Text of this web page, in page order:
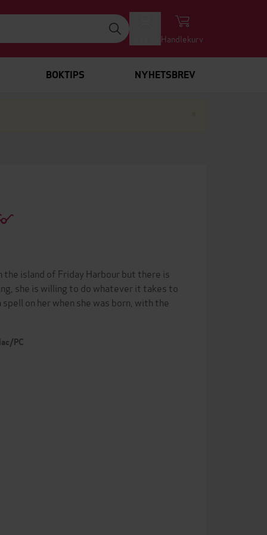
Handlekurv
BOKTIPS NYHETSBREV
island of Friday Harbour but there is
she is willing to do whatever it takes to
on her when she was born, with the
PC